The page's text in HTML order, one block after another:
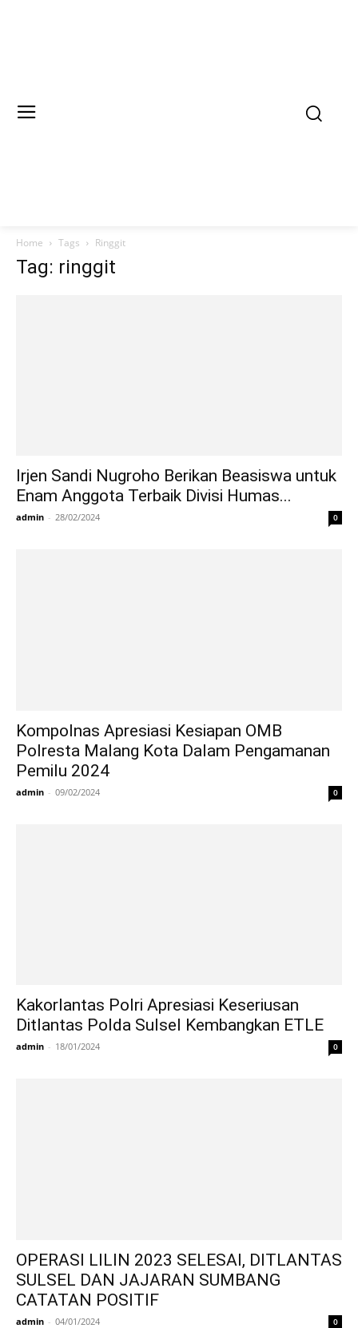
Home Tags Ringgit
Tag: ringgit
Irjen Sandi Nugroho Berikan Beasiswa untuk
Enam Anggota Terbaik Divisi Humas...
admin - 28/02/2024 0
Kompolnas Apresiasi Kesiapan OMB
Polresta Malang Kota Dalam Pengamanan
Pemilu 2024
admin - 09/02/2024 0
Kakorlantas Polri Apresiasi Keseriusan
Ditlantas Polda Sulsel Kembangkan ETLE
admin - 18/01/2024 0
OPERASI LILIN 2023 SELESAI, DITLANTAS
SULSEL DAN JAJARAN SUMBANG
CATATAN POSITIF
admin - 04/01/2024 0